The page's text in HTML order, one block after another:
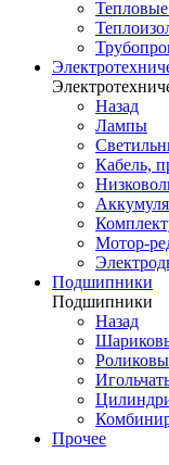
Назад
Лампы
Кабель,
Мотор-
Подшипники
Подшипники
Назад
Прочее